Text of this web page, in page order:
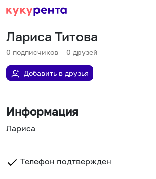
Лариса Титова
0 подписчиков 0 друзей
Добавить в друзья
Информация
Лариса
Телефон подтвержден